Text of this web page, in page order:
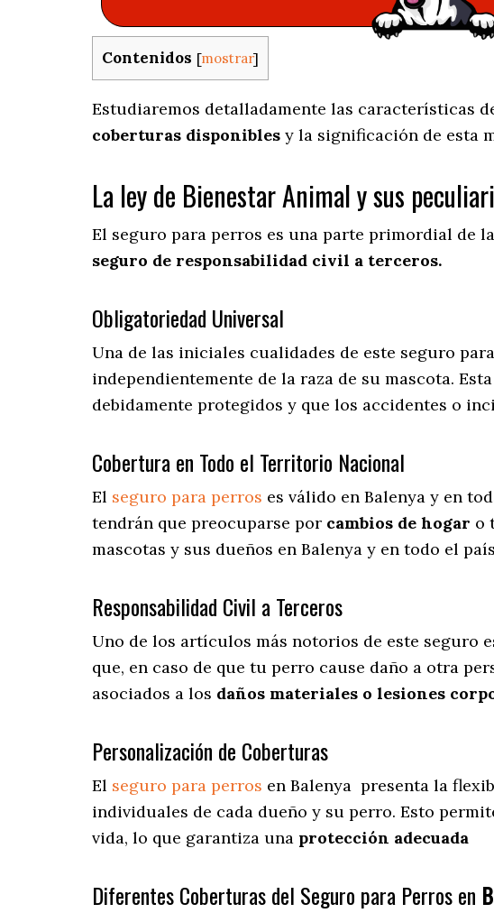
Contenidos [mostrar]
Estudiaremos detalladamente las características
coberturas disponibles y la significación de esta
La ley de Bienestar Animal y sus
El seguro para perros es una parte primordial de
seguro de responsabilidad civil a terceros.
Obligatoriedad Universal
Una de las iniciales cualidades de este seguro
independientemente de la raza de su mascota.
debidamente protegidos y que los accidentes o
Cobertura en Todo el Territorio Nacional
El seguro para perros es válido en Balenya y en
tendrán que preocuparse por cambios de hogar o
mascotas y sus dueños en Balenya y en todo el
Responsabilidad Civil a Terceros
Uno de los artículos más notorios de este seguro
que, en caso de que tu perro cause daño a otra
asociados a los daños materiales o lesiones
Personalización de Coberturas
El seguro para perros en Balenya presenta la
individuales de cada dueño y su perro. Esto
vida, lo que garantiza una protección adecuada
Diferentes Coberturas del Seguro para Perros en